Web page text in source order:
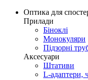
Оптика для
Прилади
Біноклі
Монокуляри
Підзорні
Аксесуари
Штативи
L-адаптери,